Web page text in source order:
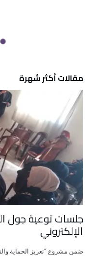
مقالات أكثر شهرة
جلسات توعية جول
الإلكتروني
ضمن مشروع “تعزيز الحماية